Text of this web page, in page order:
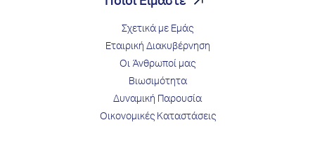
Σχετικά με Εμάς
Εταιρική Διακυβέρνηση
Οι Άνθρωποί μας
Βιωσιμότητα
Δυναμική Παρουσία
Οικονομικές Καταστάσεις